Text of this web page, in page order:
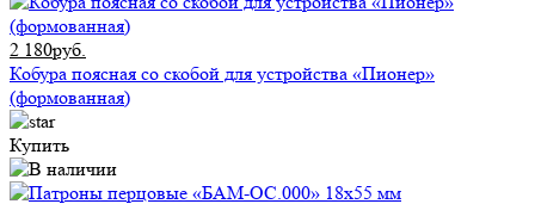
2 180руб.
Кобура поясная со скобой для устройства «Пионер»
(формованная)
Купить